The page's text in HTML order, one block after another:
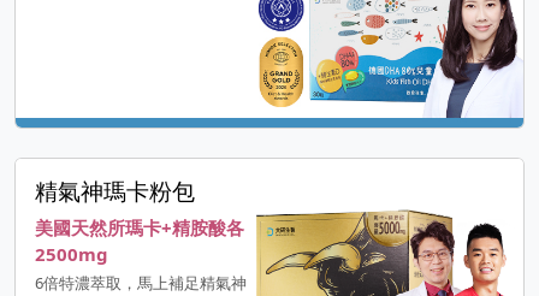
精氣神瑪卡粉包
美國天然所瑪卡+精胺酸各
2500mg
6倍特濃萃取，馬上補足精氣神